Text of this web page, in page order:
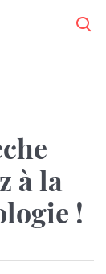
à la
!